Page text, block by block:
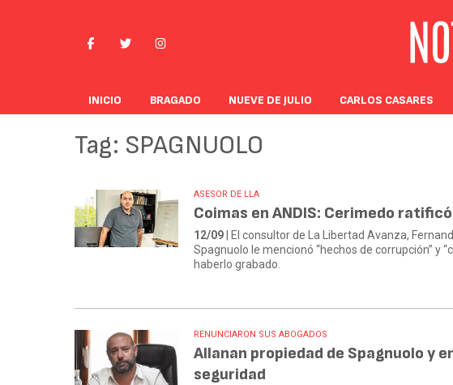
INICIO BRAGADO NUEVE DE JULIO CARLOS CASARES
Tag: SPAGNUOLO
ASESOR DE LLA
Coimas en ANDIS: Cerimedo
12/09 | El consultor de La Libertad Avanza,
Spagnuolo le mencionó “hechos de corrupción” y
haberlo grabado.
RENUNCIARON SUS ABOGADOS
Allanan propiedad de Spagnuolo y
seguridad